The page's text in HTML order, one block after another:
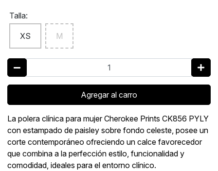
Talla:
XS M
Agregar al carro
La polera clínica para mujer Cherokee Prints CK856 PYLY
con estampado de paisley sobre fondo celeste, posee un
corte contemporáneo ofreciendo un calce favorecedor
que combina a la perfección estilo, funcionalidad y
comodidad, ideales para el entorno clínico.